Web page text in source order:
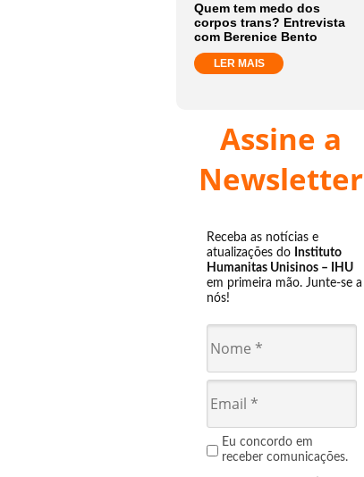
Quem tem medo dos
corpos trans? Entrevista
com Berenice Bento
LER MAIS
Assine a
Newsletter
Receba as notícias e
atualizações do Instituto
Humanitas Unisinos – IHU
em primeira mão. Junte-se a
nós!
Eu concordo em
receber comunicações.